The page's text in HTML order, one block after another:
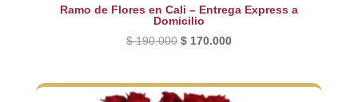
Ramo de Flores en Cali – Entrega Express a
Domicilio
$190.000 El
era:
$170.000El